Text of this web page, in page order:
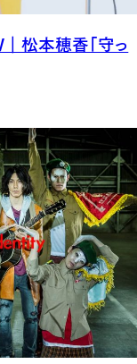
松本穂香「守っ